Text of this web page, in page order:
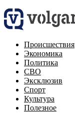
Происшествия
Экономика
Политика
СВО
Эксклюзив
Спорт
Культура
Полезное